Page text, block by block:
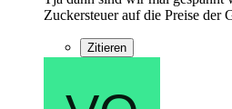
Zuckersteuer auf die Preise der
Zitieren